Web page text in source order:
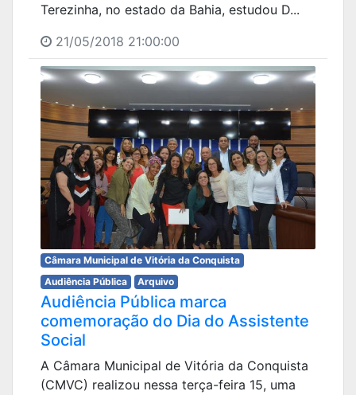
Terezinha, no estado da Bahia, estudou D...
21/05/2018 21:00:00
Câmara Municipal de Vitória da Conquista
Audiência Pública
Arquivo
Audiência Pública marca
comemoração do Dia do Assistente
Social
A Câmara Municipal de Vitória da Conquista
(CMVC) realizou nessa terça-feira 15, uma